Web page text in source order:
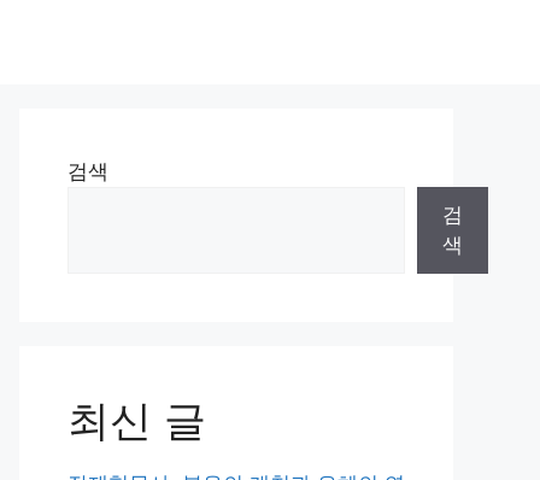
검색
검
색
최신 글